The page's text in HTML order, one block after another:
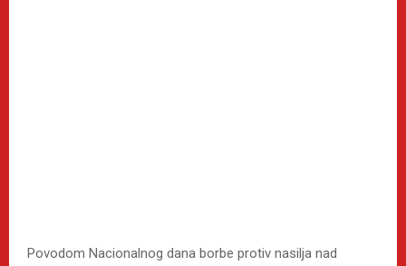
Povodom Nacionalnog dana borbe protiv nasilja nad